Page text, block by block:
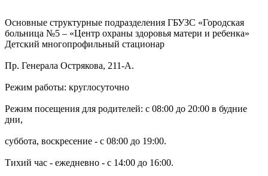
Основные структурные подразделения ГБУЗС «Городская
больница №5 – «Центр охраны здоровья матери и ребенка»
Детский многопрофильный стационар
Пр. Генерала Острякова, 211-А.
Режим работы: круглосуточно
Режим посещения для родителей: c 08:00 до 20:00 в будние
дни,
суббота, воскресение - c 08:00 до 19:00.
Тихий час - ежедневно - c 14:00 до 16:00.